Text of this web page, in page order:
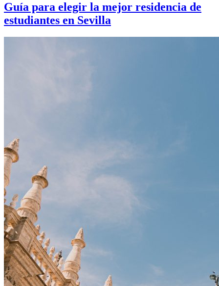
Guía para elegir la mejor residencia de
estudiantes en Sevilla